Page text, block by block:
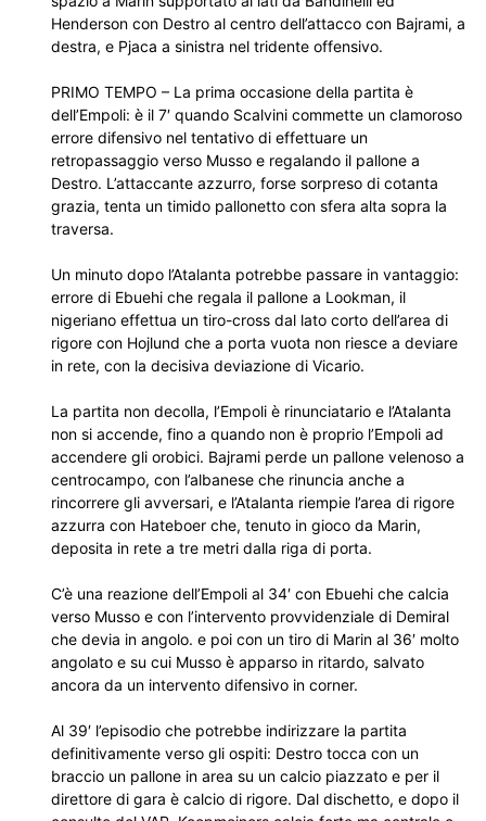
Henderson con Destro al centro dell’attacco con Bajrami, a
destra, e Pjaca a sinistra nel tridente offensivo.
PRIMO TEMPO – La prima occasione della partita è
dell’Empoli: è il 7′ quando Scalvini commette un clamoroso
errore difensivo nel tentativo di effettuare un
retropassaggio verso Musso e regalando il pallone a
Destro. L’attaccante azzurro, forse sorpreso di cotanta
grazia, tenta un timido pallonetto con sfera alta sopra la
traversa.
Un minuto dopo l’Atalanta potrebbe passare in vantaggio:
errore di Ebuehi che regala il pallone a Lookman, il
nigeriano effettua un tiro-cross dal lato corto dell’area di
rigore con Hojlund che a porta vuota non riesce a deviare
in rete, con la decisiva deviazione di Vicario.
La partita non decolla, l’Empoli è rinunciatario e l’Atalanta
non si accende, fino a quando non è proprio l’Empoli ad
accendere gli orobici. Bajrami perde un pallone velenoso a
centrocampo, con l’albanese che rinuncia anche a
rincorrere gli avversari, e l’Atalanta riempie l’area di rigore
azzurra con Hateboer che, tenuto in gioco da Marin,
deposita in rete a tre metri dalla riga di porta.
C’è una reazione dell’Empoli al 34′ con Ebuehi che calcia
verso Musso e con l’intervento provvidenziale di Demiral
che devia in angolo. e poi con un tiro di Marin al 36′ molto
angolato e su cui Musso è apparso in ritardo, salvato
ancora da un intervento difensivo in corner.
Al 39′ l’episodio che potrebbe indirizzare la partita
definitivamente verso gli ospiti: Destro tocca con un
braccio un pallone in area su un calcio piazzato e per il
direttore di gara è calcio di rigore. Dal dischetto, e dopo il